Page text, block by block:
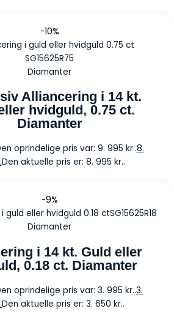
-10%
Diamanter
Alliancering i 14 kt.
hvidguld, 0.75 ct.
Diamanter
oprindelige pris var: 9. 995 kr..8.
Den aktuelle pris er: 8. 995 kr..
-9%
Diamanter
i 14 kt. Guld eller
0.18 ct. Diamanter
oprindelige pris var: 3. 995 kr..3.
Den aktuelle pris er: 3. 650 kr..